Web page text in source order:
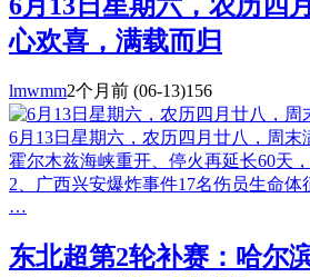
心欢喜，满载而归
lmwmm2个月前 (06-13)156
6月13日星期六，农历四月廿八，周末
霍尔木兹海峡重开、停火再延长60天
2、广西兴安爆炸事件17名伤员生命体
…
东北超第2轮补赛：哈尔